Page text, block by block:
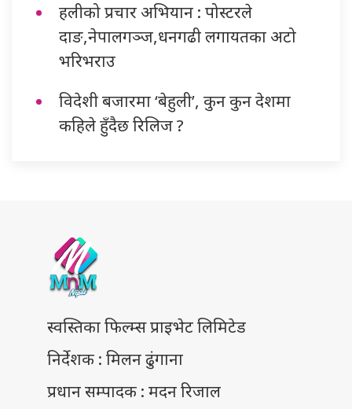
हलीको प्रचार अभियान : पोस्टरले
दाङ,नेपालगञ्ज,धनगढी लगायतका अटो
भरिभराउ
विदेशी बजारमा ‘बेहुली’, कुन कुन देशमा
कहिले हुँदैछ रिलिज ?
स्वस्तिका फिल्म्स प्राइभेट लिमिटेड
निर्देशक : मिलन ढुंगाना
प्रधान सम्पादक : मदन रिजाल